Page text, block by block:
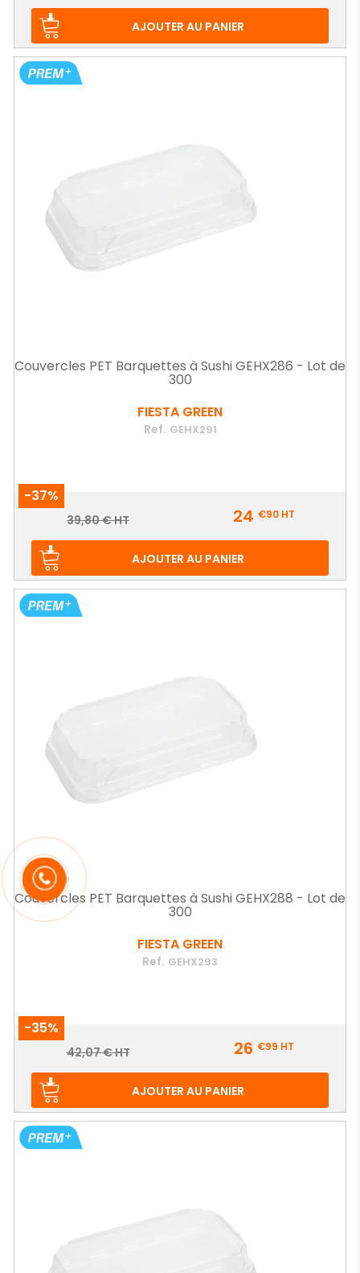
AJOUTER AU PANIER
Couvercles PET Barquettes à Sushi GEHX286 - Lot de
300
FIESTA GREEN
Ref. GEHX291
-37%
Prix
Prix
39,80 € HT 24 €90HT
AJOUTER AU PANIER
Couvercles PET Barquettes à Sushi GEHX288 - Lot de
300
FIESTA GREEN
Ref. GEHX293
-35%
Prix
Prix
42,07 € HT 26 €99 HT
AJOUTER AU PANIER